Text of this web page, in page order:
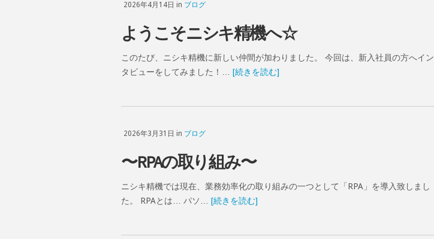
2026年4月14日 in ブログ
ようこそニシキ精機へ☆
このたび、ニシキ精機に新しい仲間が加わりました。 今回は、新入社員の方へイン
タビューをしてみました！…
[続きを読む]
2026年3月31日 in ブログ
〜RPAの取り組み〜
ニシキ精機では現在、業務効率化の取り組みの一つとして「RPA」を導入致しまし
た。 RPAとは… パソ…
[続きを読む]